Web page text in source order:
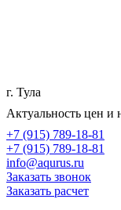
г. Тула
Актуальность цен и
+7 (915) 789-18-81
+7 (915) 789-18-81
info@aqurus.ru
Заказать звонок
Заказать расчет